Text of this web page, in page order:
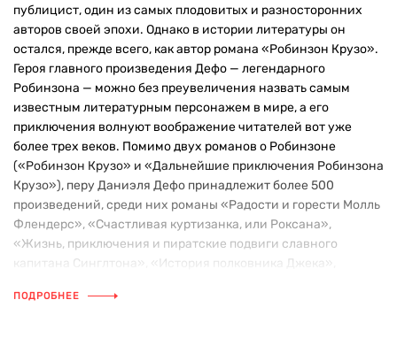
публицист, один из самых плодовитых и разносторонних
авторов своей эпохи. Однако в истории литературы он
остался, прежде всего, как автор романа «Робинзон Крузо».
Героя главного произведения Дефо — легендарного
Робинзона — можно без преувеличения назвать самым
известным литературным персонажем в мире, а его
приключения волнуют воображение читателей вот уже
более трех веков. Помимо двух романов о Робинзоне
(«Робинзон Крузо» и «Дальнейшие приключения Робинзона
Крузо»), перу Даниэля Дефо принадлежит более 500
произведений, среди них романы «Радости и горести Молль
Флендерс», «Счастливая куртизанка, или Роксана»,
«Жизнь, приключения и пиратские подвиги славного
капитана Синглтона», «История полковника Джека»,
ПОДРОБНЕЕ